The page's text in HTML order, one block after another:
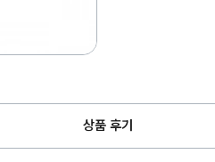
상품 후기